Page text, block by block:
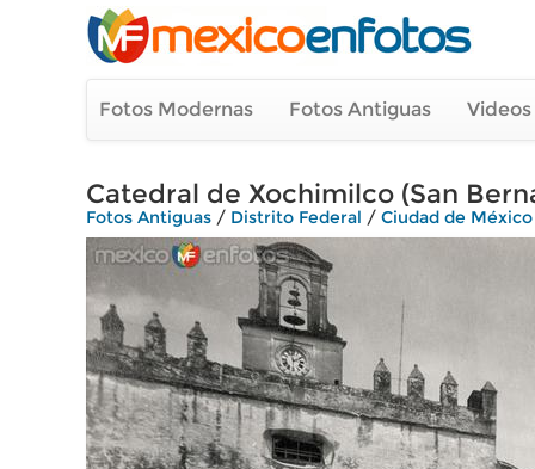
Fotos Modernas Fotos Antiguas
Catedral de Xochimilco (San
Fotos Antiguas / Distrito Federal / Ciudad de México